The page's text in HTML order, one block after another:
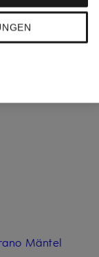
Cordhose PARIS
89,99 €
Mäntel